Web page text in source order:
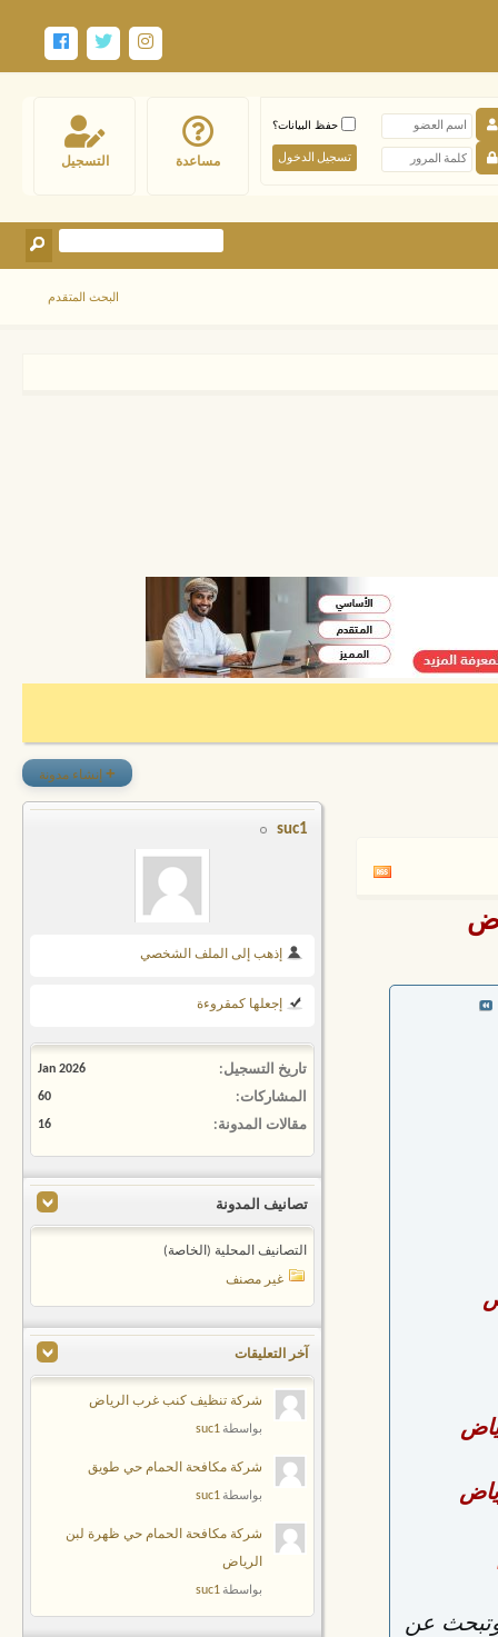
التسجيل مساعدة
حفظ البيانات؟
البحث المتقدم
عن
+ إنشاء مدونة
suc1
إذهب إلى الملف الشخصي
إجعلها كمقروءة
تاريخ التسجيل Jan 2026
المشاركات 60
مقالات المدونة 16
تصانيف المدونة
التصانيف المحلية (الخاصة)
غير مصنف
آخر التعليقات
شركة تنظيف كنب غرب الرياض
بواسطةsuc1
شركة مكافحة الحمام حي طويق
بواسطةsuc1
شركة مكافحة الحمام حي ظهرة لبن
الرياض
بواسطةsuc1